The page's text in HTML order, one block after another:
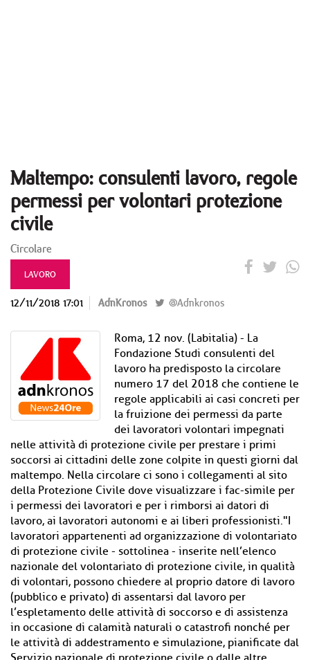
Maltempo: consulenti lavoro, regole
permessi per volontari protezione
civile
Circolare
LAVORO
12/11/2018 17:01 AdnKronos @Adnkronos
Roma, 12 nov. (Labitalia) - La
Fondazione Studi consulenti del
lavoro ha predisposto la circolare
numero 17 del 2018 che contiene le
regole applicabili ai casi concreti per
la fruizione dei permessi da parte
dei lavoratori volontari impegnati
nelle attività di protezione civile per prestare i primi
soccorsi ai cittadini delle zone colpite in questi giorni dal
maltempo. Nella circolare ci sono i collegamenti al sito
della Protezione Civile dove visualizzare i fac-simile per
i permessi dei lavoratori e per i rimborsi ai datori di
lavoro, ai lavoratori autonomi e ai liberi professionisti."I
lavoratori appartenenti ad organizzazione di volontariato
di protezione civile - sottolinea - inserite nell’elenco
nazionale del volontariato di protezione civile, in qualità
di volontari, possono chiedere al proprio datore di lavoro
(pubblico e privato) di assentarsi dal lavoro per
l’espletamento delle attività di soccorso e di assistenza
in occasione di calamità naturali o catastrofi nonché per
le attività di addestramento e simulazione, pianificate dal